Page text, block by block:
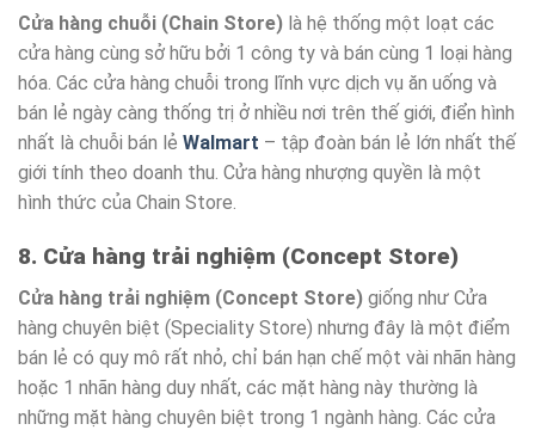
Cửa hàng chuỗi (Chain Store) là hệ thống một loạt các
cửa hàng cùng sở hữu bởi 1 công ty và bán cùng 1 loại hàng
hóa. Các cửa hàng chuỗi trong lĩnh vực dịch vụ ăn uống và
bán lẻ ngày càng thống trị ở nhiều nơi trên thế giới, điển hình
nhất là chuỗi bán lẻ Walmart – tập đoàn bán lẻ lớn nhất thế
giới tính theo doanh thu. Cửa hàng nhượng quyền là một
hình thức của Chain Store.
8. Cửa hàng trải nghiệm (Concept Store)
Cửa hàng trải nghiệm (Concept Store) giống như Cửa
hàng chuyên biệt (Speciality Store) nhưng đây là một điểm
bán lẻ có quy mô rất nhỏ, chỉ bán hạn chế một vài nhãn hàng
hoặc 1 nhãn hàng duy nhất, các mặt hàng này thường là
những mặt hàng chuyên biệt trong 1 ngành hàng. Các cửa